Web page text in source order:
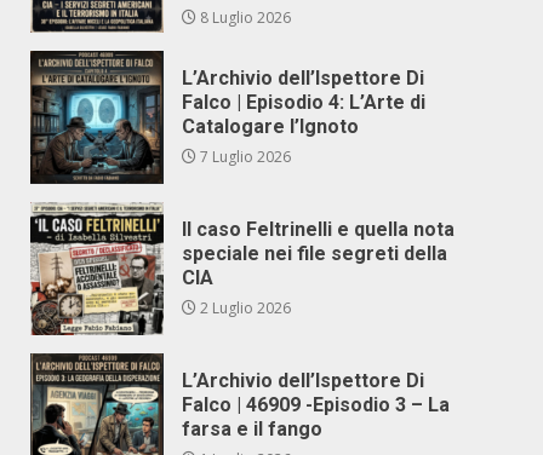
8 Luglio 2026
L’Archivio dell’Ispettore Di
Falco | Episodio 4: L’Arte di
Catalogare l’Ignoto
7 Luglio 2026
Il caso Feltrinelli e quella nota
speciale nei file segreti della
CIA
2 Luglio 2026
L’Archivio dell’Ispettore Di
Falco | 46909 -Episodio 3 – La
farsa e il fango